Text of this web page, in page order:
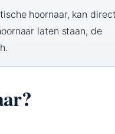
hoornaar, kan direct
laten staan, de